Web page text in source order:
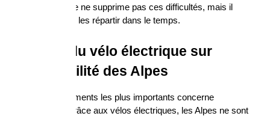
Le vélo électrique ne supprime pas ces difficultés, mais il
permet de mieux les répartir dans le temps.
L’impact du vélo électrique sur
l’accessibilité des Alpes
L’un des changements les plus importants concerne
l’accessibilité. Grâce aux vélos électriques, les Alpes ne sont